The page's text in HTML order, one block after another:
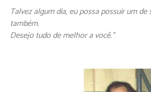
Talvez algum dia, eu possa possuir um
também.
Desejo tudo de melhor a você.”